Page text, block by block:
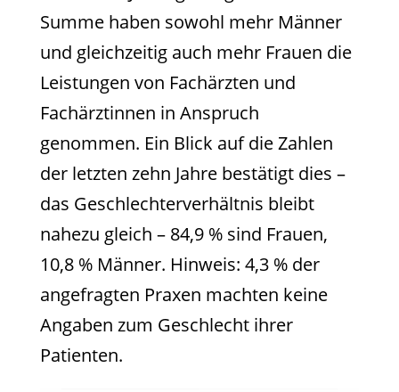
Summe haben sowohl mehr Männer
und gleichzeitig auch mehr Frauen die
Leistungen von Fachärzten und
Fachärztinnen in Anspruch
genommen. Ein Blick auf die Zahlen
der letzten zehn Jahre bestätigt dies –
das Geschlechterverhältnis bleibt
nahezu gleich – 84,9 % sind Frauen,
10,8 % Männer. Hinweis: 4,3 % der
angefragten Praxen machten keine
Angaben zum Geschlecht ihrer
Patienten.